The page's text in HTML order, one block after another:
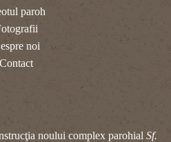
paroh
noi
Contact
noului complex parohial Sf.